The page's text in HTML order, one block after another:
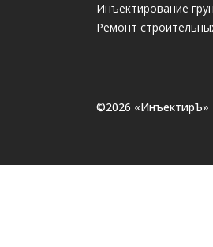
Инъектирование
Ремонт
©2026